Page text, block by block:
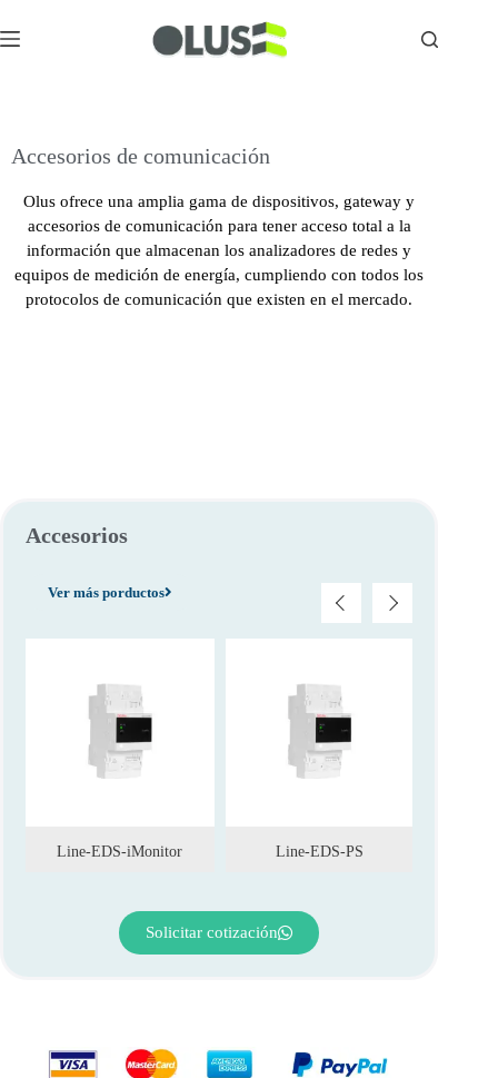
Accesorios de comunicación
Olus ofrece una amplia gama de dispositivos, gateway y
accesorios de comunicación para tener acceso total a la
información que almacenan los analizadores de redes y
equipos de medición de energía, cumpliendo con todos los
protocolos de comunicación que existen en el mercado.
Accesorios
Ver más porductos
Line-EDS-iMonitor Line-EDS-PS
Solicitar cotización